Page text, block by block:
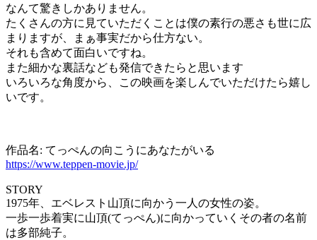
なんて驚きしかありません。
たくさんの方に見ていただくことは僕の素行の悪さも世に広
まりますが、まぁ事実だから仕方ない。
それも含めて面白いですね。
また細かな裏話なども発信できたらと思います
いろいろな角度から、この映画を楽しんでいただけたら嬉し
いです。
作品名: てっぺんの向こうにあなたがいる
https://www.teppen-movie.jp/
STORY
1975年、エベレスト山頂に向かう一人の女性の姿。
一歩一歩着実に山頂(てっぺん)に向かっていくその者の名前
は多部純子。